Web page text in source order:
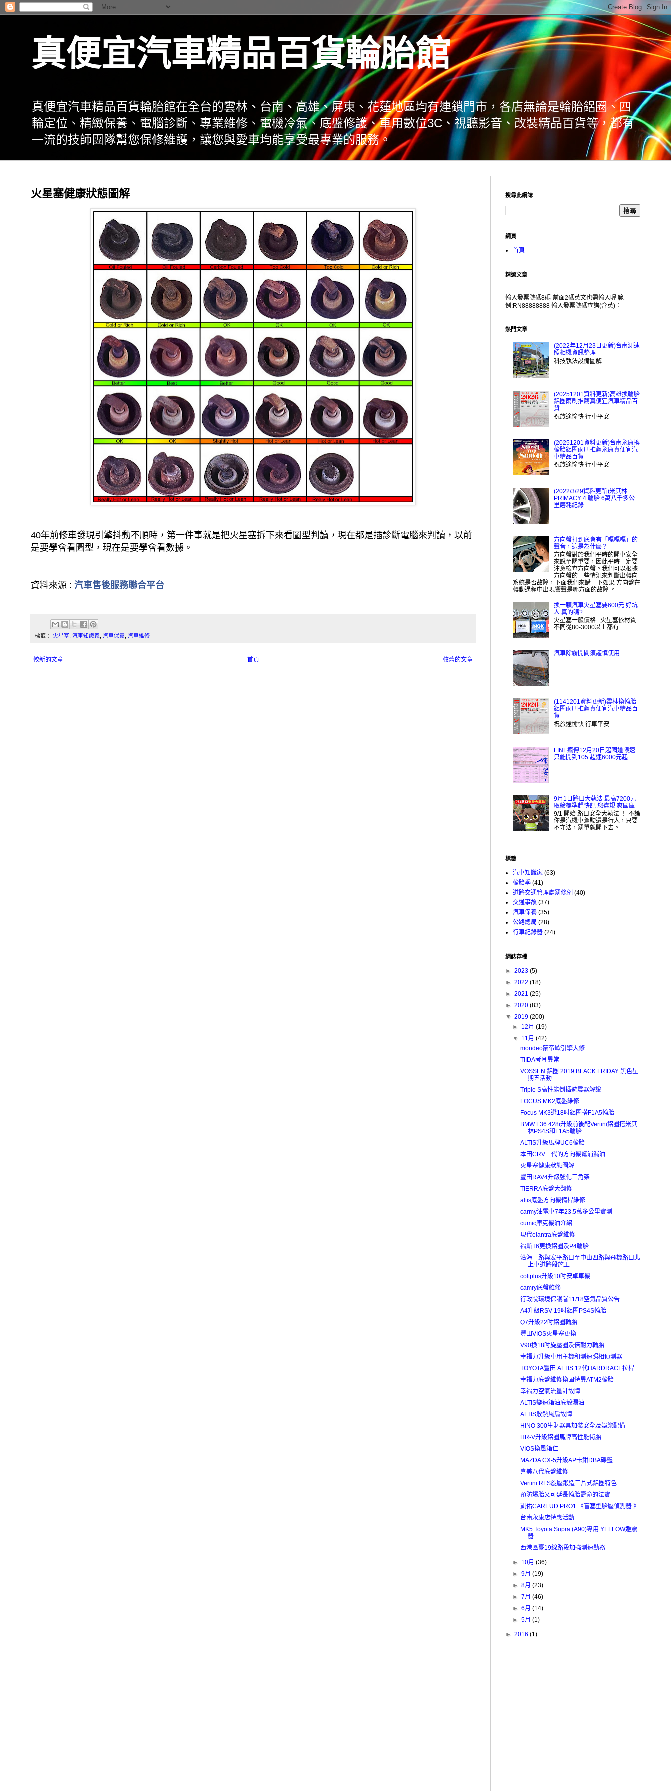
真便宜汽車精品百貨輪胎館
真便宜汽車精品百貨輪胎館在全台的雲林、台南、高雄、屏東、花蓮地區均有連鎖門市，各店無論是輪胎鋁圈、四
輪定位、精緻保養、電腦診斷、專業維修、電機冷氣、底盤修護、車用數位3C、視聽影音、改裝精品百貨等，都有
一流的技師團隊幫您保修維護，讓您與愛車均能享受最專業的服務。
火星塞健康狀態圖解
40年前修車發現引擎抖動不順時，第一件事就是把火星塞拆下來看圖型判讀，現在都是插診斷電腦來判讀，以前
是要學會看圖型，現在是要學會看數據。
資料來源 : 汽車售後服務聯合平台
標籤： 火星塞 汽車知識家 汽車保養 汽車維修
較新的文章 較舊的文章
首頁
搜尋此網誌
網頁
首頁
精選文章
輸入發票號碼8碼-前面2碼英文也需輸入喔 範
例:RN88888888 輸入發票號碼查詢(含英)：
熱門文章
(2022年12月23日更新)台南測速
照相機資訊整理
科技執法設備圖解
(20251201資料更新)高雄換輪胎
鋁圈雨刷推薦真便宜汽車精品百
貨
祝旅途愉快 行車平安
(20251201資料更新)台南永康換
輪胎鋁圈雨刷推薦永康真便宜汽
車精品百貨
祝旅途愉快 行車平安
(2022/3/29資料更新)米其林
PRIMACY 4 輪胎 6萬八千多公
里磨耗紀錄
方向盤打到底會有「嘎嘎嘎」的
聲音，這是為什麼？
方向盤對於我們平時的開車安全
來說至關重要，因此平時一定要
注意檢查方向盤。我們可以根據
方向盤的一些情況來判斷出轉向
系統是否故障，下面我們來講一下如果 方向盤在
轉動過程中出現響聲是哪方面的故障 。
換一顆汽車火星塞要600元 好坑
人 真的嗎?
火星塞一般價格 : 火星塞依材質
不同從80-3000以上都有
汽車除霧開關須謹慎使用
(1141201資料更新)雲林換輪胎
鋁圈雨刷推薦真便宜汽車精品百
貨
祝旅途愉快 行車平安
LINE瘋傳12月20日起國道限速
只能開到105 超速6000元起
9月1日路口大執法 最高7200元
取締標準趕快記 您違規 爽國庫
9/1 開始 路口安全大執法 ！ 不論
你是汽機車駕駛還是行人，只要
不守法，罰單就開下去。
標籤
汽車知識家 (63)
輪胎季 (41)
道路交通管理處罰條例 (40)
交通事故 (37)
汽車保養 (35)
公路總局 (28)
行車紀錄器 (24)
網誌存檔
► 2023 (5)
► 2022 (18)
► 2021 (25)
► 2020 (83)
▼ 2019 (200)
► 12月(19)
▼ 11月(42)
mondeo蒙帝歐引擎大修
TIIDA考耳異常
VOSSEN 鋁圈 2019 BLACK FRIDAY 黑色星
期五活動
Triple S高性能倒插避震器解說
FOCUS MK2底盤維修
Focus MK3選18吋鋁圈搭F1A5輪胎
BMW F36 428i升級前後配Vertini鋁圈搭米其
林PS4S和F1A5輪胎
ALTIS升級馬牌UC6輪胎
本田CRV二代的方向機幫浦漏油
火星塞健康狀態圖解
豐田RAV4升級強化三角架
TIERRA底盤大翻修
altis底盤方向機惰桿維修
carmy油電車7年23.5萬多公里實測
cumic庫克機油介紹
現代elantra底盤維修
福斯T6更換鋁圈及P4輪胎
沿海一路與宏平路口至中山四路與飛機路口北
上車道路段施工
coltplus升級10吋安卓車機
camry底盤維修
行政院環境保護署11/18空氣品質公告
A4升級RSV 19吋鋁圈PS4S輪胎
Q7升級22吋鋁圈輪胎
豐田VIOS火星塞更換
V90換18吋旋壓圈及倍耐力輪胎
幸福力升級車用主機和測速照相偵測器
TOYOTA豐田 ALTIS 12代HARDRACE拉桿
幸福力底盤維修換固特異ATM2輪胎
幸福力空氣流量計故障
ALTIS變速箱油底殼漏油
ALTIS散熱風扇故障
HINO 300生財器具加裝安全及娛樂配備
HR-V升級鋁圈馬牌高性能街胎
VIOS換風箱仁
MAZDA CX-5升級AP卡鉗DBA碟盤
喜美八代底盤維修
Vertini RFS旋壓鍛造三片式鋁圈特色
預防爆胎又可延長輪胎壽命的法寶
凱佑CAREUD PRO1 《盲塞型胎壓偵測器 》
台南永康店特惠活動
MK5 Toyota Supra (A90)專用 YELLOW避震
器
西港區臺19線路段加強測速勤務
► 10月(36)
►9月(19)
►8月(23)
►7月(46)
►6月(14)
►5月(1)
► 2016 (1)